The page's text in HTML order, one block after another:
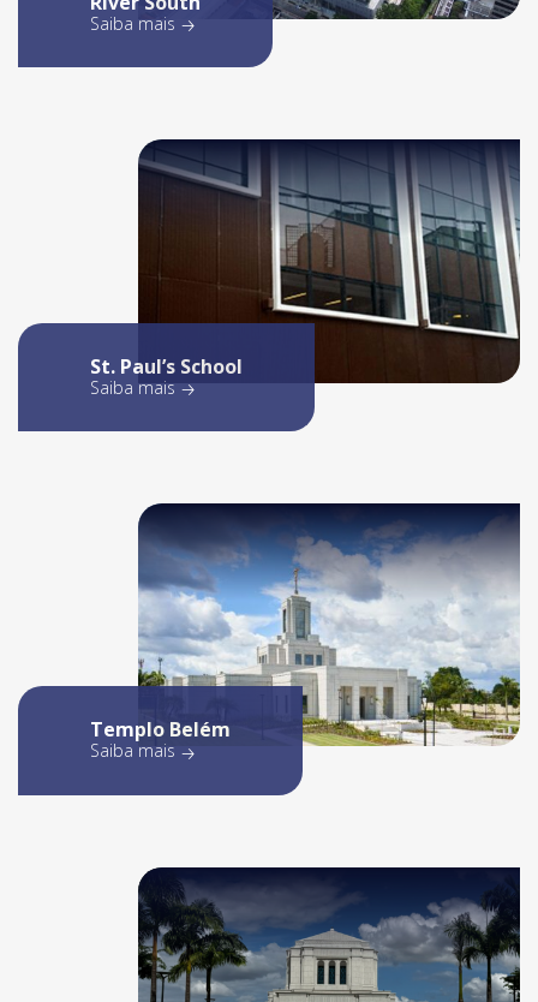
Saiba mais
St. Paul’s School
Saiba mais
Templo Belém
Saiba mais